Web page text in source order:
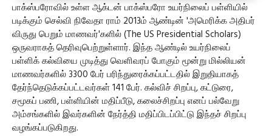
பாக்ஸ்பரோவில் உள்ள ஆக்டன் பாக்ஸ்பரோ உயர்நிலைப் பள்ளியில்
படிக்கும் செல்வி நிவேதா ராம் 2013ம் ஆண்டின் 'அமெரிக்க அதிபர்
விருது பெறும் மாணவர்'களில் (The US Presidential Scholars)
ஒருவராகத் தெரிவுபெற்றுள்ளார். இந்த ஆண்டில் உயர்நிலைப்
பள்ளிக் கல்வியை முடித்து வெளிவரப் போகும் மூன்று மில்லியன்
மாணவர்களில் 3300 பேர் பரிந்துரைக்கப்பட்டதில் இறுதியாகத்
தேர்ந்தெடுக்கப்பட்டவர்கள் 141 பேர். கல்விச் சிறப்பு, கட்டுரை,
சமூகப் பணி, பள்ளியின் மதிப்பீடு, கலைச்சிறப்பு எனப் பல்வேறு
அம்சங்களில் இவர்களின் நேர்த்தி மதிப்பிடப்பிட்டு இந்தச் சிறப்பு
வழங்கப்படுகிறது.